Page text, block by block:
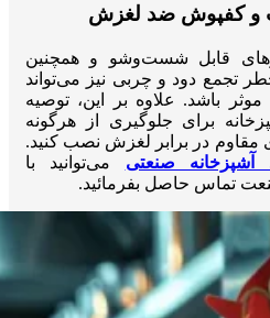
قابل شست‌وشو و همچنین
تجمع دود و چربی نیز می‌تواند
باشد. علاوه بر این، توصیه
برای جلوگیری از هرگونه
در برابر لغزش نصب کنید.
صنعتی می‌توانید با
تماس حاصل بفرمائید.